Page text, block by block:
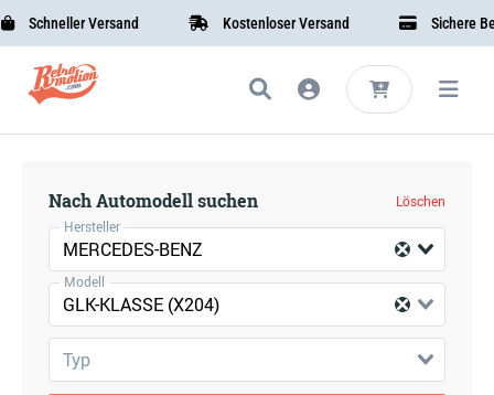
Schneller Versand Kostenloser Versand Sichere
Nach Automodell suchen
Löschen
Hersteller
MERCEDES-BENZ
Modell
GLK-KLASSE (X204)
Typ